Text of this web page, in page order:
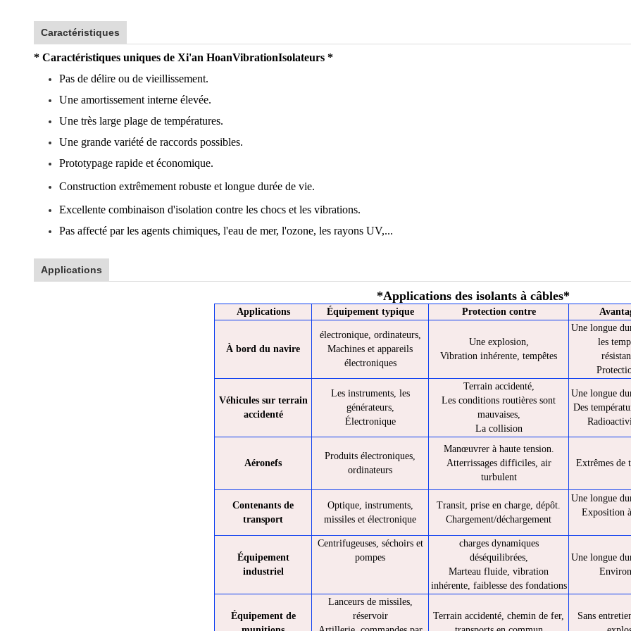
Caractéristiques
* Caractéristiques uniques de Xi'an HoanVibrationIsolateurs *
Pas de délire ou de vieillissement.
Une amortissement interne élevée.
Une très large plage de températures.
Une grande variété de raccords possibles.
Prototypage rapide et économique.
Construction extrêmement robuste et longue durée de vie.
Excellente combinaison d'isolation contre les chocs et les vibrations.
Pas affecté par les agents chimiques, l'eau de mer, l'ozone, les rayons UV,...
Applications
*Applications des isolants à câbles*
Applications Équipement typique Protection contre
À bord du navire
électronique, ordinateurs,
Machines et appareils
électroniques
Une explosion,
Vibration inhérente, tempêtes
Une longue
les
Véhicules sur terrain
accidenté
Les instruments, les
générateurs,
Électronique
Terrain accidenté,
Les conditions routières sont
mauvaises,
La collision
Une longue
Des
Aéronefs
Produits électroniques,
ordinateurs
Manœuvrer à haute tension.
Atterrissages difficiles, air
turbulent
Extrêmes de
Contenants de
transport
Optique, instruments,
missiles et électronique
Transit, prise en charge, dépôt.
Chargement/déchargement
Une longue
Exposition
Équipement
industriel
Centrifugeuses, séchoirs et
pompes
charges dynamiques
déséquilibrées,
Marteau fluide, vibration
inhérente, faiblesse des fondations
Une longue
Équipement de
Lanceurs de missiles,
réservoir
Terrain accidenté, chemin de fer,
Sans